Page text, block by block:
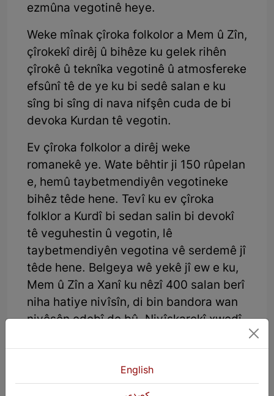
ezmûna vegotinê heye.
Weke mînak çîroka folkolor a Mem û Zîn,
çîrokekî dirêj û bihêze ku gelek rihên
çîrokê û teknîka vegotinê û atmosfereke
efsûnî tê de ye ku bi sedê salan e ku
sîng bi sîng di nava nifşên cuda de bi
devoka Kurdan tê vegotin.
Ev çîroka folkolor a dirêj weke
romanekê ye. Wate bêhtir ji 150 rûpelan
e, hemû taybetmendiyên vegotineke
bihêz têde hene. Tevî ku ev çîroka
folklor a Kurdî bi sedan salin bi devokî
tê veguhestin û vegotin, lê
taybetmendiyên vegotina vê serdemê jî
têde hene. Belgeya wê yekê jî ew e ku,
Mem û Zîn a Xanî ku nêzî 400 salan berî
niha hatiye nivîsîn, di bin bandora wan
nivêsên edebî de bû. Nivîskarekî xwedî
dibêje ew şahkar e.English